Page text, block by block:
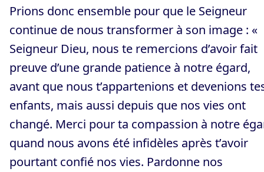
Prions donc ensemble pour que le Seigneur
continue de nous transformer à son image : «
Seigneur Dieu, nous te remercions d’avoir fait
preuve d’une grande patience à notre égard,
avant que nous t’appartenions et devenions
enfants, mais aussi depuis que nos vies ont
changé. Merci pour ta compassion à notre
quand nous avons été infidèles après t’avoir
pourtant confié nos vies. Pardonne nos